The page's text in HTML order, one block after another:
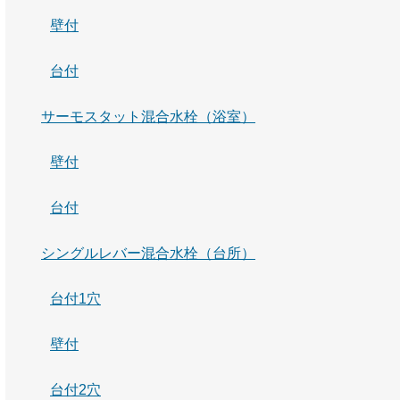
壁付
台付
サーモスタット混合水栓（浴室）
壁付
台付
シングルレバー混合水栓（台所）
台付1穴
壁付
台付2穴